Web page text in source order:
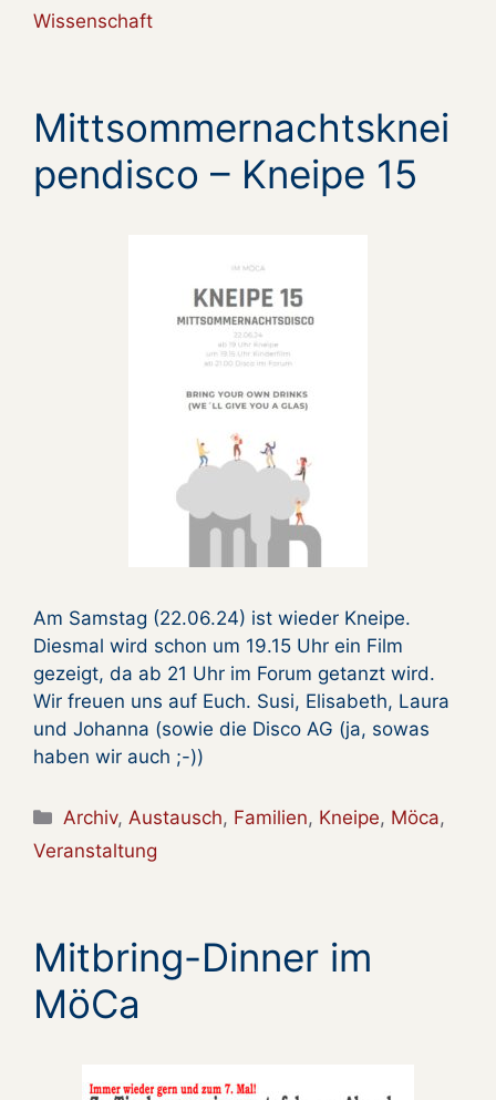
Wissenschaft
Mittsommernachtsknei
pendisco – Kneipe 15
Am Samstag (22.06.24) ist wieder Kneipe.
Diesmal wird schon um 19.15 Uhr ein Film
gezeigt, da ab 21 Uhr im Forum getanzt wird.
Wir freuen uns auf Euch. Susi, Elisabeth, Laura
und Johanna (sowie die Disco AG (ja, sowas
haben wir auch ;-))
Kategorien
Archiv,Austausch, Familien, Kneipe, Möca,
Veranstaltung
Mitbring-Dinner im
MöCa